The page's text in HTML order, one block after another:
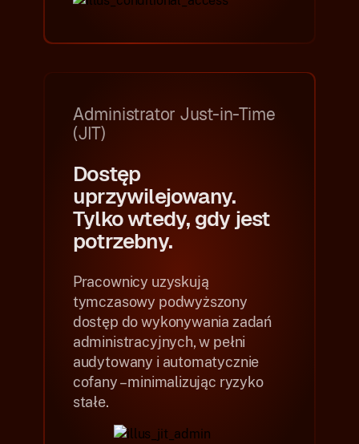
Administrator Just-in-Time
(JIT)
Dostęp
uprzywilejowany.
Tylko wtedy, gdy jest
potrzebny.
Pracownicy uzyskują
tymczasowy podwyższony
dostęp do wykonywania zadań
administracyjnych, w pełni
audytowany i automatycznie
cofany – minimalizując ryzyko
stałe.